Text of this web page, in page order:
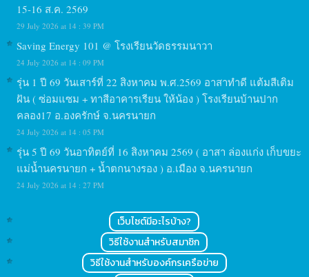
15-16 ส.ค. 2569
29 July 2026 at 14 : 39 PM
Saving Energy 101 @ โรงเรียนวัดธรรมนาวา
24 July 2026 at 14 : 09 PM
รุ่น 1 ปี 69 วันเสาร์ที่ 22 สิงหาคม พ.ศ.2569 อาสาทำดี แต้มสีเติม
ฝัน ( ซ่อมแซม + ทาสีอาคารเรียน ให้น้อง ) โรงเรียนบ้านปาก
คลอง17 อ.องครักษ์ จ.นครนายก
24 July 2026 at 14 : 05 PM
รุ่น 5 ปี 69 วันอาทิตย์ที่ 16 สิงหาคม 2569 ( อาสา ล่องแก่ง เก็บขยะ
แม่น้ำนครนายก + น้ำตกนางรอง ) อ.เมือง จ.นครนายก
24 July 2026 at 14 : 27 PM
เว็บไซต์มีอะไรบ้าง?
วิธีใช้งานสำหรับสมาชิก
วิธีใช้งานสำหรับองค์กรเครือข่าย